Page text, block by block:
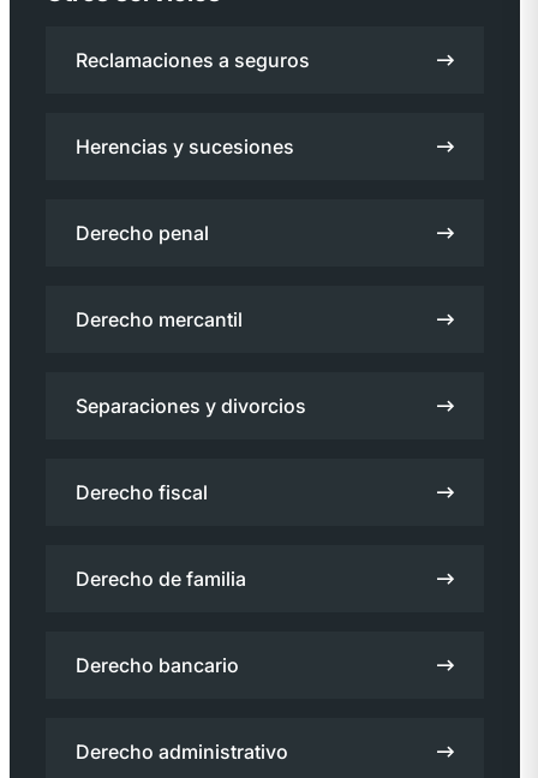
Reclamaciones a seguros
Herencias y sucesiones
Derecho penal
Derecho mercantil
Separaciones y divorcios
Derecho fiscal
Derecho de familia
Derecho bancario
Derecho administrativo